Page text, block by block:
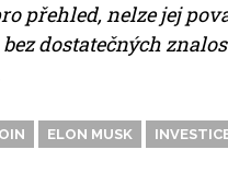
přehled, nelze jej
dostatečných
ELON MUSK